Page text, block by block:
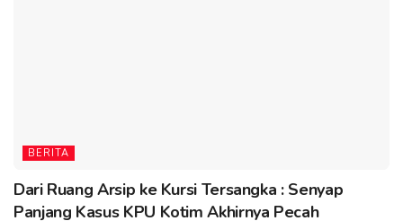
BERITA
Dari Ruang Arsip ke Kursi Tersangka : Senyap
Panjang Kasus KPU Kotim Akhirnya Pecah